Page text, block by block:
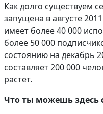
Как долго существуем
запущена в августе
имеет более 40 000
более 50 000
состоянию на декабрь
составляет 200 000
растет.
Что ты можешь здесь